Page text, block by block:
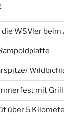
WSVler
mit
über 5